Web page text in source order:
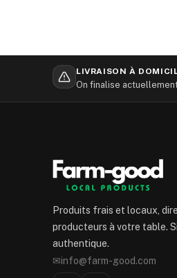
LIVRAISON À
On finalise
Produits frais et locaux,
producteurs à votre table.
authentique.
✉info@farm-good.com